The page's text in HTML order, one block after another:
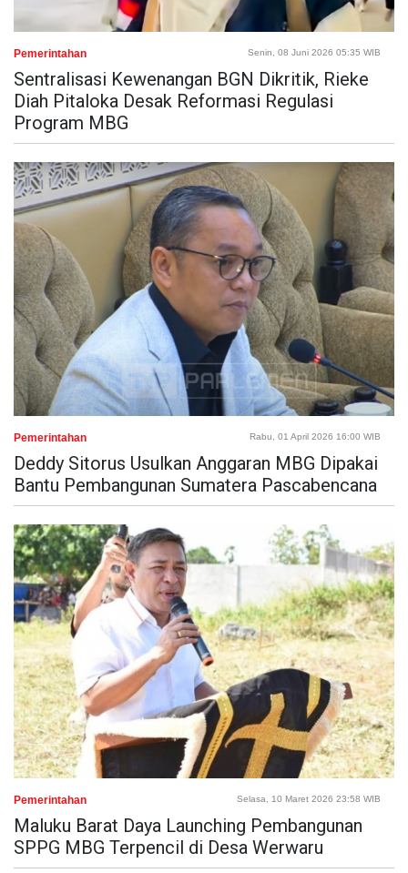
Pemerintahan Senin, 08 Juni 2026 05:35 WIB
Sentralisasi Kewenangan BGN Dikritik, Rieke
Diah Pitaloka Desak Reformasi Regulasi
Program MBG
Pemerintahan Rabu, 01 April 2026 16:00 WIB
Deddy Sitorus Usulkan Anggaran MBG Dipakai
Bantu Pembangunan Sumatera Pascabencana
Pemerintahan Selasa, 10 Maret 2026 23:58 WIB
Maluku Barat Daya Launching Pembangunan
SPPG MBG Terpencil di Desa Werwaru